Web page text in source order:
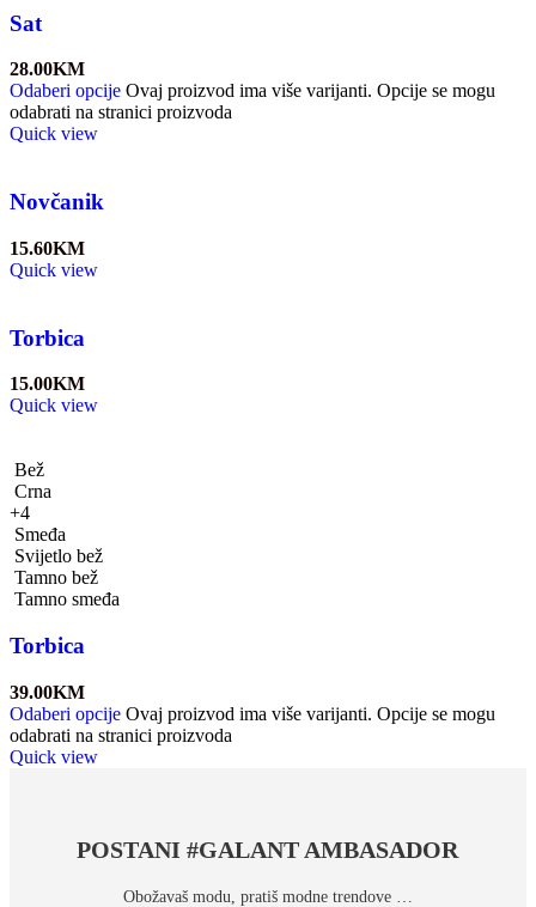
Sat
28.00KM
Odaberi opcije Ovaj proizvod ima više varijanti. Opcije se mogu
odabrati na stranici proizvoda
Quick view
Novčanik
15.60KM
Quick view
Torbica
15.00KM
Quick view
Bež
Crna
+4
Smeđa
Svijetlo bež
Tamno bež
Tamno smeđa
Torbica
39.00KM
Odaberi opcije Ovaj proizvod ima više varijanti. Opcije se mogu
odabrati na stranici proizvoda
Quick view
POSTANI #GALANT AMBASADOR
Obožavaš modu, pratiš modne trendove …